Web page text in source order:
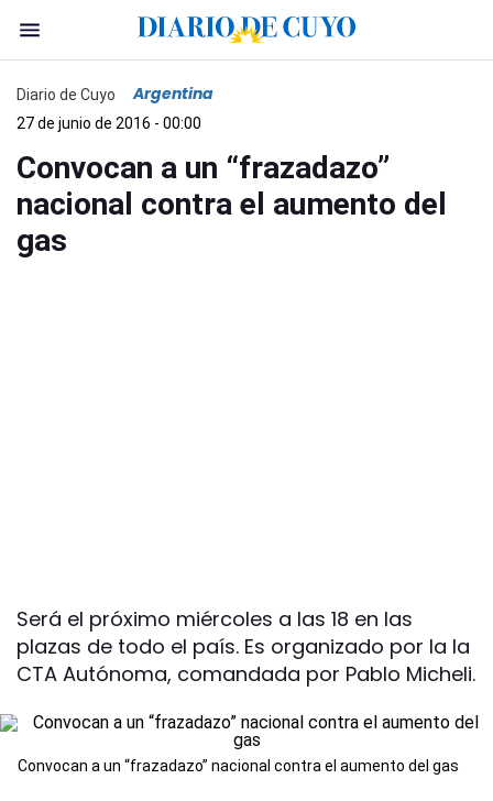
Diario de Cuyo Argentina
27 de junio de 2016 - 00:00
Convocan a un “frazadazo”
nacional contra el aumento del
gas
Será el próximo miércoles a las 18 en las
plazas de todo el país. Es organizado por la la
CTA Autónoma, comandada por Pablo Micheli.
Convocan a un “frazadazo” nacional contra el aumento del gas